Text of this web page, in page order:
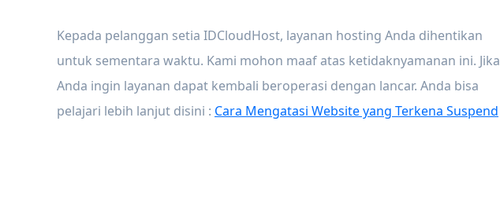
Kepada pelanggan setia IDCloudHost, layanan hosting Anda dihentikan
untuk sementara waktu. Kami mohon maaf atas ketidaknyamanan ini. Jika
Anda ingin layanan dapat kembali beroperasi dengan lancar. Anda bisa
pelajari lebih lanjut disini : Cara Mengatasi Website yang Terkena Suspend